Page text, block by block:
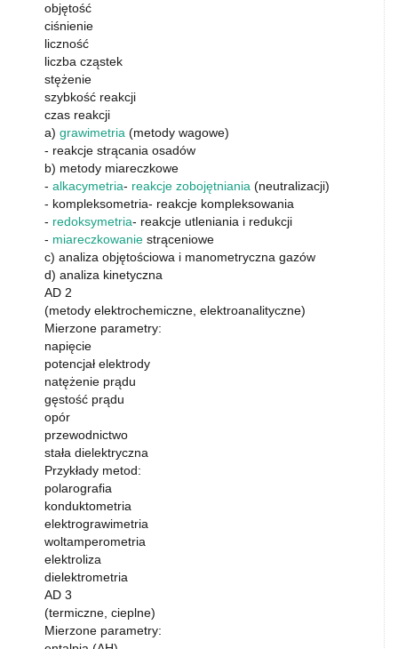
objętość
ciśnienie
liczność
liczba cząstek
stężenie
szybkość reakcji
czas reakcji
a) grawimetria (metody wagowe)
- reakcje strącania osadów
b) metody miareczkowe
- alkacymetria- reakcje zobojętniania (neutralizacji)
- kompleksometria- reakcje kompleksowania
- redoksymetria- reakcje utleniania i redukcji
- miareczkowanie strąceniowe
c) analiza objętościowa i manometryczna gazów
d) analiza kinetyczna
AD 2
(metody elektrochemiczne, elektroanalityczne)
Mierzone parametry:
napięcie
potencjał elektrody
natężenie prądu
gęstość prądu
opór
przewodnictwo
stała dielektryczna
Przykłady metod:
polarografia
konduktometria
elektrograwimetria
woltamperometria
elektroliza
dielektrometria
AD 3
(termiczne, cieplne)
Mierzone parametry: